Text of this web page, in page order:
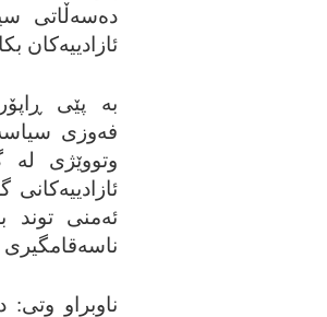
ده‌سه‌ڵاتی
ئازادییه‌کان
به‌ پێی
فه‌وزی
وتووێژی
ئه‌منی توند
ناسه‌قامگیری
ناوبراو وتی: